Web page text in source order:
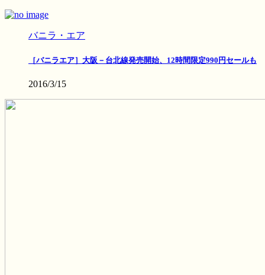
バニラ・エア
［バニラエア］大阪－台北線発売開始、12時間限定990円セールも
2016/3/15